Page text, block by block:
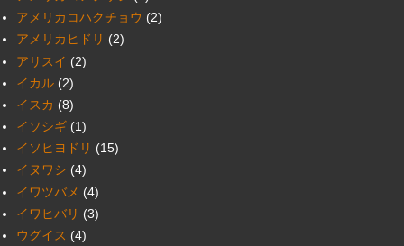
アメリカコハクチョウ (2)
アメリカヒドリ (2)
アリスイ (2)
イカル (2)
イスカ (8)
イソシギ (1)
イソヒヨドリ (15)
イヌワシ (4)
イワツバメ (4)
イワヒバリ (3)
ウグイス (4)